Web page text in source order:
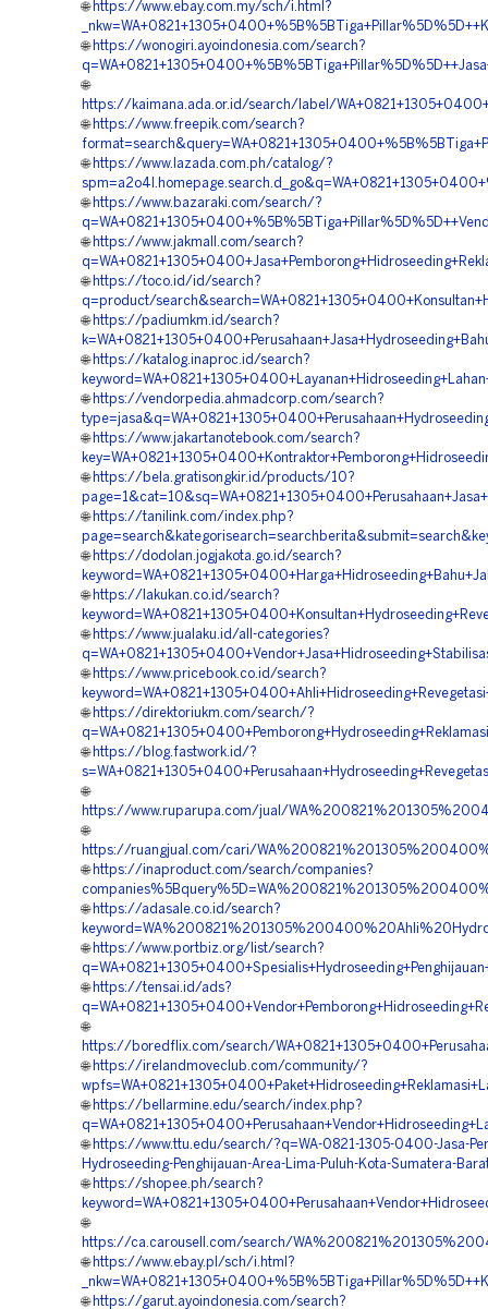
🌐 https://www.ebay.com.my/sch/i.html?
🌐 https://wonogiri.ayoindonesia.com/search?
🌐
https://kaimana.ada.or.id/search/label/
🌐 https://www.freepik.com/search?
🌐 https://www.lazada.com.ph/catalog/?
🌐 https://www.bazaraki.com/search/?
🌐 https://www.jakmall.com/search?
🌐 https://toco.id/id/search?
q=product/
🌐 https://padiumkm.id/search?
🌐 https://katalog.inaproc.id/search?
🌐 https://vendorpedia.ahmadcorp.com/search?
🌐 https://www.jakartanotebook.com/search?
🌐 https://bela.gratisongkir.id/products/10?
🌐 https://tanilink.com/index.php?
🌐 https://dodolan.jogjakota.go.id/search?
🌐 https://lakukan.co.id/search?
🌐 https://www.jualaku.id/all-categories?
🌐 https://www.pricebook.co.id/search?
🌐 https://direktoriukm.com/search/?
🌐 https://blog.fastwork.id/?
🌐
https://www.ruparupa.com/jual/
🌐
https://ruangjual.com/cari/
🌐 https://inaproduct.com/search/companies?
🌐 https://adasale.co.id/search?
🌐 https://www.portbiz.org/list/search?
🌐 https://tensai.id/ads?
🌐
https://boredflix.com/search/
🌐 https://irelandmoveclub.com/community/?
🌐 https://bellarmine.edu/search/index.php?
🌐 https://www.ttu.edu/search/?q=WA-0821-1305-0400-Jasa-
Hydroseeding-Penghijauan-Area-Lima-Puluh-Kota-Sumatera-
🌐 https://shopee.ph/search?
🌐
https://ca.carousell.com/search/
🌐 https://www.ebay.pl/sch/i.html?
🌐 https://garut.ayoindonesia.com/search?